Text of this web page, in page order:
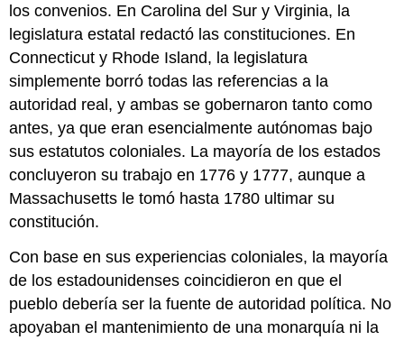
los convenios. En Carolina del Sur y Virginia, la
legislatura estatal redactó las constituciones. En
Connecticut y Rhode Island, la legislatura
simplemente borró todas las referencias a la
autoridad real, y ambas se gobernaron tanto como
antes, ya que eran esencialmente autónomas bajo
sus estatutos coloniales. La mayoría de los estados
concluyeron su trabajo en 1776 y 1777, aunque a
Massachusetts le tomó hasta 1780 ultimar su
constitución.
Con base en sus experiencias coloniales, la mayoría
de los estadounidenses coincidieron en que el
pueblo debería ser la fuente de autoridad política. No
apoyaban el mantenimiento de una monarquía ni la